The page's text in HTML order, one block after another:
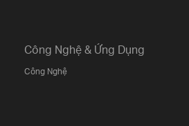
Công Nghệ & Ứng Dụng
Công Nghệ